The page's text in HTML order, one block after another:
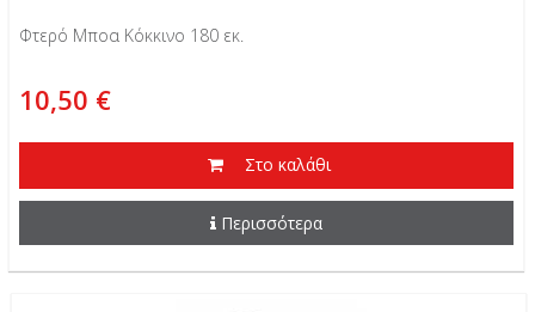
Φτερό Μποα Κόκκινο 180 εκ.
10,50 €
Στο καλάθι
Περισσότερα